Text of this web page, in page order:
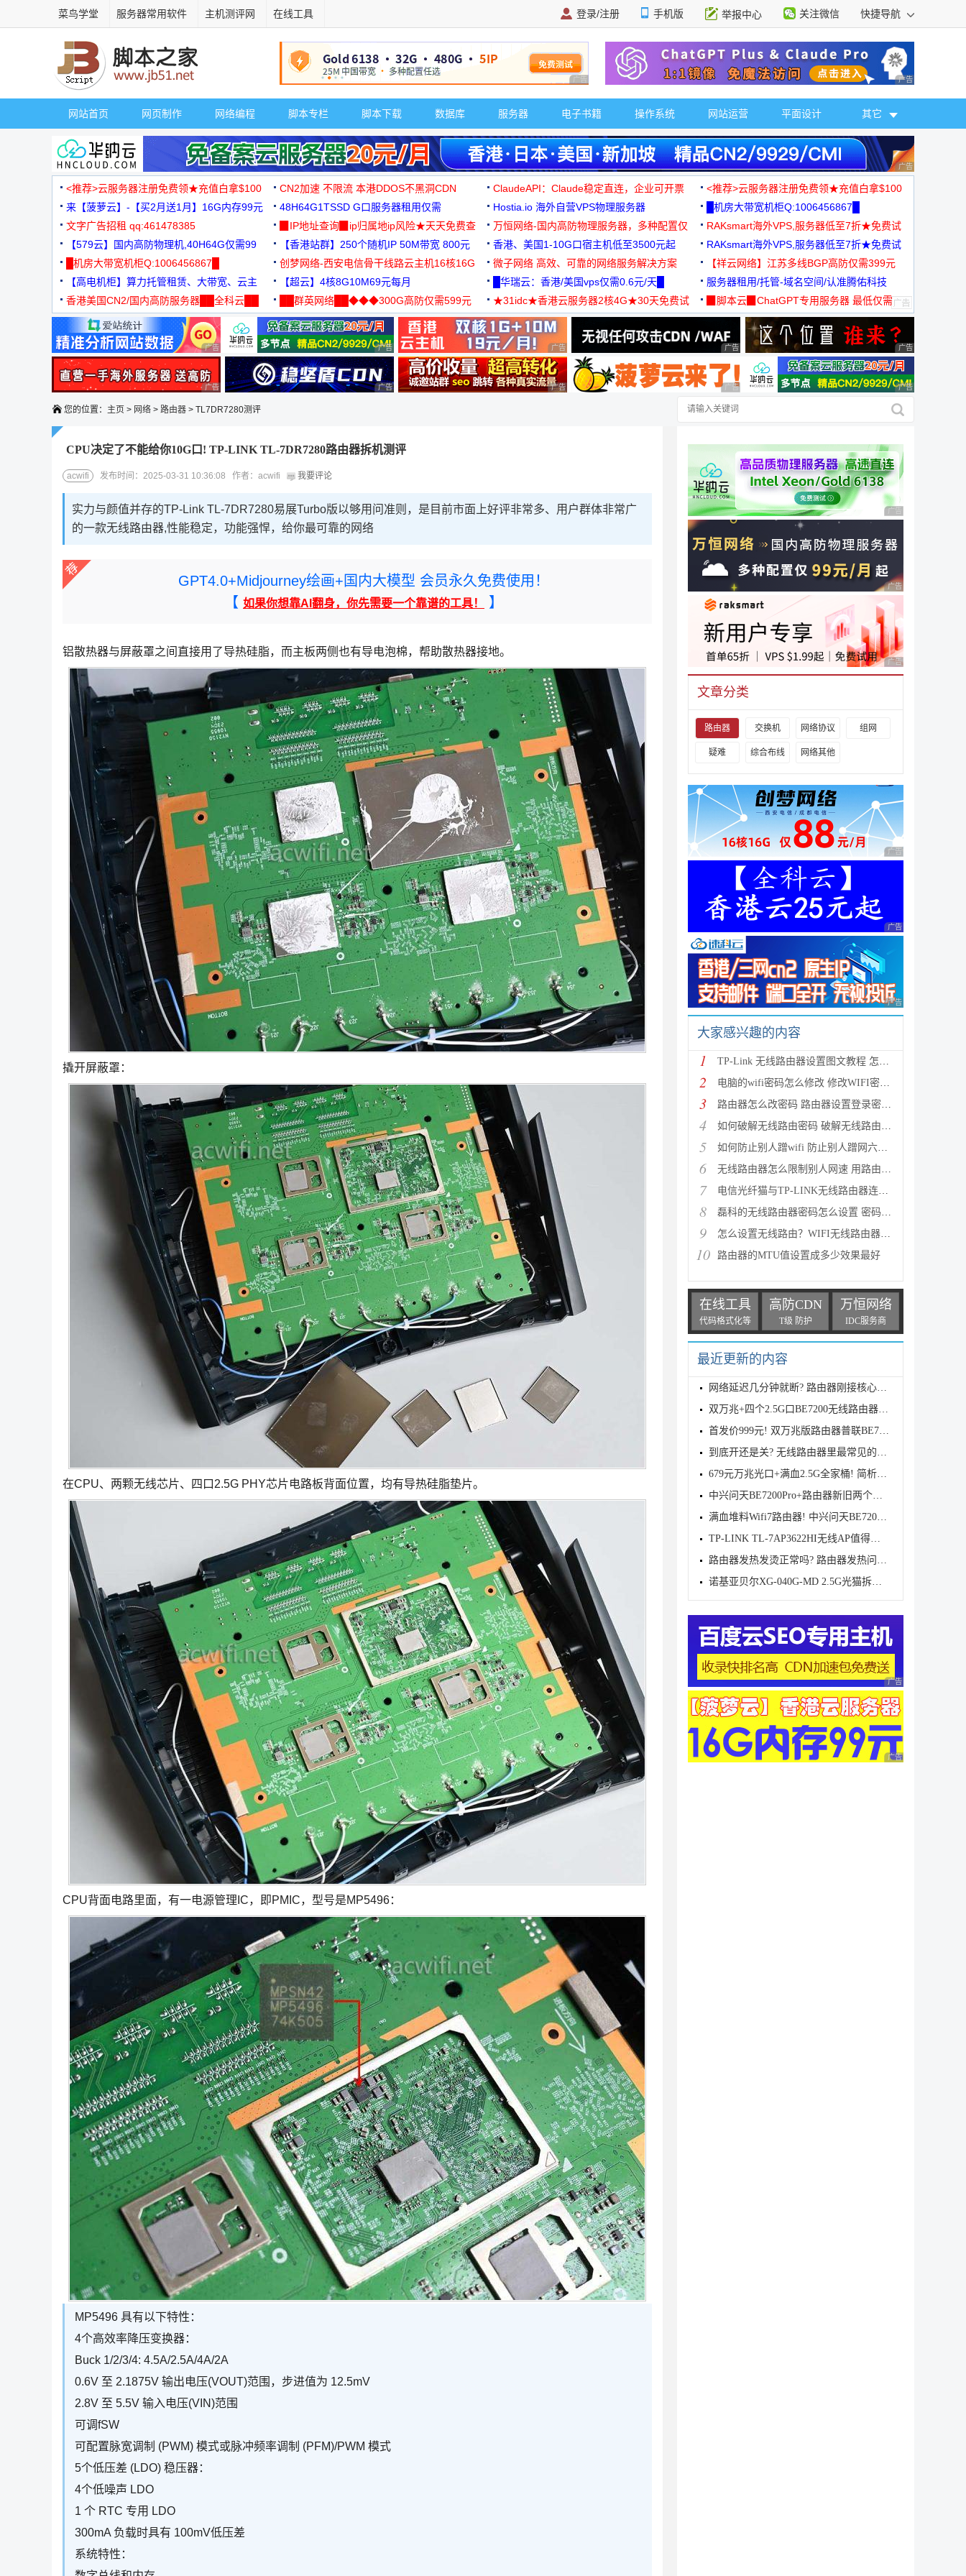
菜鸟学堂 服务器常用软件 主机测评网 在线工具 登录/注册 手机版 举报中心 关注微信 快捷导航
广告 商业广告，理性选择 广告 商业广告，理
网站首页 网页制作 网络编程 脚本专栏 脚本下载 数据库 服务器 电子书籍 操作系统 网站运营 平面设计 其它
广告 商业广告，理
<推荐>云服务器注册免费领★充值白拿$100 CN2加速 不限流 本港DDOS不黑洞CDN ClaudeAPI：Claude稳定直连，企业可开票
<推荐>云服务器注册免费领★充值白拿$100
来【菠萝云】-【买2月送1月】16G内存99元
48H64G1TSSD G口服务器租用仅需
3000+可免费测试
Hostia.io 海外自营VPS物理服务器
█机房大带宽机柜Q:1006456867█
文字广告招租 qq:461478385
▉IP地址查询▉ip归属地ip风险★天天免费查
万恒网络-国内高防物理服务器，多种配置仅
99元/月起
RAKsmart海外VPS,服务器低至7折★免费试
用★
【579云】国内高防物理机,40H64G仅需99
元
【香港站群】250个随机IP 50M带宽 800元 香港、美国1-10G口宿主机低至3500元起
RAKsmart海外VPS,服务器低至7折★免费试
用★
█机房大带宽机柜Q:1006456867█
创梦网络-西安电信骨干线路云主机16核16G
88元/月
微子网络 高效、可靠的网络服务解决方案
【祥云网络】江苏多线BGP高防仅需399元
【高电机柜】算力托管租赁、大带宽、云主
机
【超云】4核8G10M69元每月 █华瑞云：香港/美国vps仅需0.6元/天█
服务器租用/托管-域名空间/认准腾佑科技
香港美国CN2/国内高防服务器██全科云██
██群英网络██◆◆◆300G高防仅需599元
◆◆◆
★31idc★香港云服务器2核4G★30天免费试
用◆
▉脚本云▉ChatGPT专用服务器 最低仅需
19元/月
广告 商业广告，理性选择 广告 商业广告，理性选择 广告 商业广告，理性选择 广告 商业广告，理性选择 广告 商业广告，理
广告 商业广告，理性选择 广告 商业广告，理性选择 广告 商业广告，理性选择 广告 商业广告，理性选择 广告 商业广告，理
您的位置： 主页 > 网络 > 路由器 > TL7DR7280测评
CPU决定了不能给你10G口! TP-LINK TL-7DR7280路由器拆机测评
acwifi 发布时间：2025-03-31 10:36:08 作者：acwifi 我要评论
实力与颜值并存的TP-Link TL-7DR7280易展Turbo版以够用问准则，是目前市面上好评非常多、用户群体非常广
的一款无线路由器,性能稳定，功能强悍，给你最可靠的网络
GPT4.0+Midjourney绘画+国内大模型 会员永久免费使用！
【 如果你想靠AI翻身，你先需要一个靠谱的工具！ 】
铝散热器与屏蔽罩之间直接用了导热硅脂，而主板两侧也有导电泡棉，帮助散热器接地。
撬开屏蔽罩：
在CPU、两颗无线芯片、四口2.5G PHY芯片电路板背面位置，均有导热硅脂垫片。
CPU背面电路里面，有一电源管理IC，即PMIC，型号是MP5496：
MP5496 具有以下特性：
4个高效率降压变换器：
Buck 1/2/3/4: 4.5A/2.5A/4A/2A
0.6V 至 2.1875V 输出电压(VOUT)范围，步进值为 12.5mV
2.8V 至 5.5V 输入电压(VIN)范围
可调fSW
可配置脉宽调制 (PWM) 模式或脉冲频率调制 (PFM)/PWM 模式
5个低压差 (LDO) 稳压器：
4个低噪声 LDO
1 个 RTC 专用 LDO
300mA 负载时具有 100mV低压差
系统特性：
广告 商业广告，理性
广告 商业广告，理性
广告 商业广告，理性
文章分类
路由器 交换机 网络协议 组网
疑难 综合布线 网络其他
广告 商业广告，理性
广告 商业广告，理性
广告 商业广告，理性
大家感兴趣的内容
1 TP-Link 无线路由器设置图文教程 怎么设置TP-Link无线
2 电脑的wifi密码怎么修改 修改WIFI密码的方法
3 路由器怎么改密码 路由器设置登录密码及修改无线密码
4 如何破解无线路由密码 破解无线路由密码蹭网的详细图
5 如何防止别人蹭wifi 防止别人蹭网六种方法介绍
6 无线路由器怎么限制别人网速 用路由器控制别人网速图
7 电信光纤猫与TP-LINK无线路由器连接设置向导图文详细
8 磊科的无线路由器密码怎么设置 密码设置方法图文介绍
9 怎么设置无线路由？WIFI无线路由器入门设置教程
10 路由器的MTU值设置成多少效果最好
在线工具
代码格式化等
高防CDN
T级 防护
万恒网络
IDC服务商
最近更新的内容
网络延迟几分钟就断? 路由器刚接核心交换机正常几分钟
双万兆+四个2.5G口BE7200无线路由器! 普联TPLINK 7DR7
首发价999元! 双万兆版路由器普联BE7200发布
到底开还是关? 无线路由器里最常见的五个性能增强开关
679元万兆光口+满血2.5G全家桶! 简析中兴BE7200 MAX路
中兴问天BE7200Pro+路由器新旧两个版本有什么区别? 两
满血堆料Wifi7路由器! 中兴问天BE7200MAX拆机评测
TP-LINK TL-7AP3622HI无线AP值得购买吗? TL-7AP3622HI
路由器发热发烫正常吗? 路由器发热问题的原因分析和解
诺基亚贝尔XG-040G-MD 2.5G光猫拆解测评
广告 商业广告，理性
广告 商业广告，理性